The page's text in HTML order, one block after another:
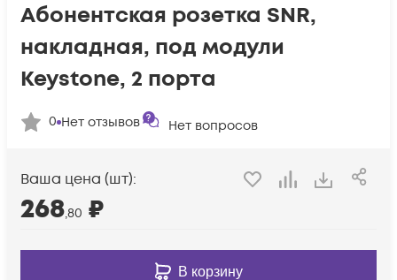
Абонентская розетка SNR,
накладная, под модули
Keystone, 2 порта
0 Нет отзывов Нет вопросов
Ваша цена (шт):
268,80 ₽
В корзину